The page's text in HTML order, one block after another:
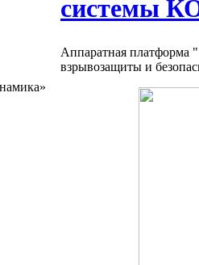
системы
Аппаратная платформа
взрывозащиты и